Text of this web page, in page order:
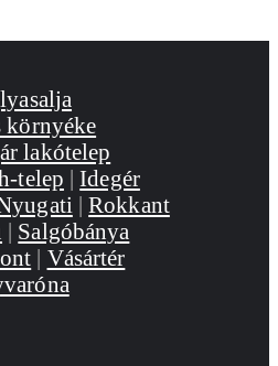
környéke
lakótelep
telep |Idegér
|Rokkant
| Salgóbánya
| Vásártér